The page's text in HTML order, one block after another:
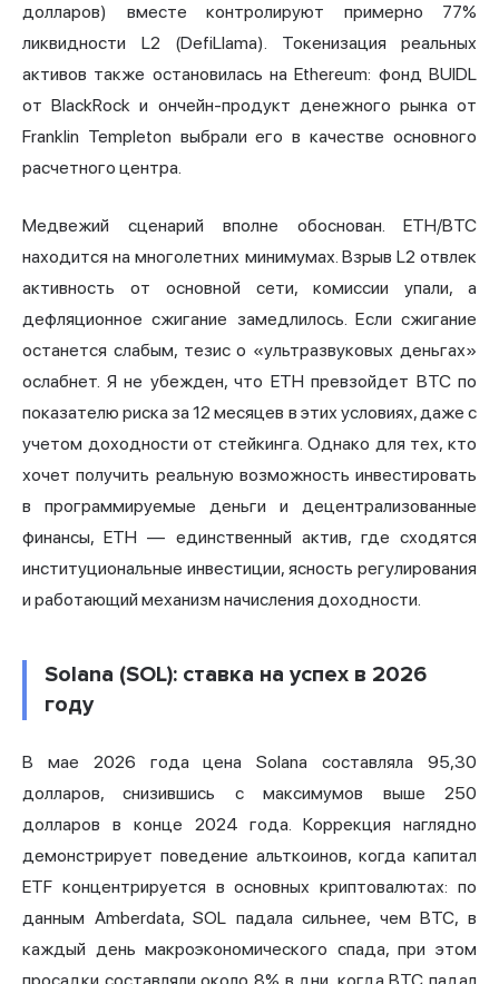
долларов) вместе контролируют примерно 77%
ликвидности L2 (DefiLlama). Токенизация реальных
активов также остановилась на Ethereum: фонд BUIDL
от BlackRock и ончейн-продукт денежного рынка от
Franklin Templeton выбрали его в качестве основного
расчетного центра.
Медвежий сценарий вполне обоснован. ETH/BTC
находится на многолетних минимумах. Взрыв L2 отвлек
активность от основной сети, комиссии упали, а
дефляционное сжигание замедлилось. Если сжигание
останется слабым, тезис о «ультразвуковых деньгах»
ослабнет. Я не убежден, что ETH превзойдет BTC по
показателю риска за 12 месяцев в этих условиях, даже с
учетом доходности от стейкинга. Однако для тех, кто
хочет получить реальную возможность инвестировать
в программируемые деньги и децентрализованные
финансы, ETH — единственный актив, где сходятся
институциональные инвестиции, ясность регулирования
и работающий механизм начисления доходности.
Solana (SOL): ставка на успех в 2026
году
В мае 2026 года цена Solana составляла 95,30
долларов, снизившись с максимумов выше 250
долларов в конце 2024 года. Коррекция наглядно
демонстрирует поведение альткоинов, когда капитал
ETF концентрируется в основных криптовалютах: по
данным Amberdata, SOL падала сильнее, чем BTC, в
каждый день макроэкономического спада, при этом